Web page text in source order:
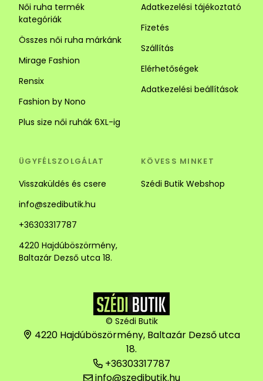
Női ruha termék
kategóriák
Összes női ruha márkánk
Mirage Fashion
Rensix
Fashion by Nono
Plus size női ruhák 6XL-ig
Adatkezelési tájékoztató
Fizetés
Szállítás
Elérhetőségek
Adatkezelési beállítások
ÜGYFÉLSZOLGÁLAT
Visszaküldés és csere
info@szedibutik.hu
+36303317787
4220 Hajdúböszörmény,
Baltazár Dezső utca 18.
KÖVESS MINKET
Szédi Butik Webshop
© Szédi Butik
4220 Hajdúböszörmény, Baltazár Dezső utca
18.
+36303317787
info@szedibutik.hu